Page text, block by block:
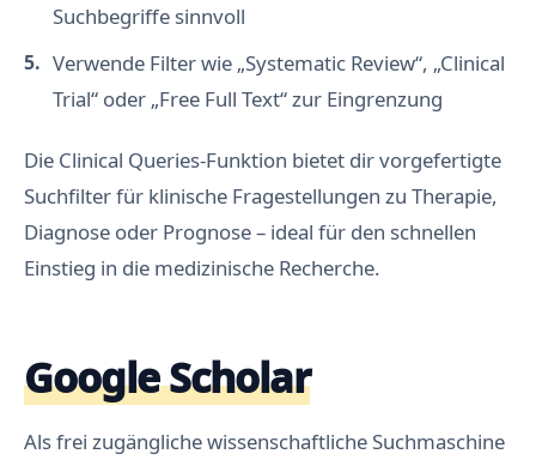
Suchbegriffe sinnvoll
Verwende Filter wie „Systematic Review“, „Clinical
Trial“ oder „Free Full Text“ zur Eingrenzung
Die Clinical Queries-Funktion bietet dir vorgefertigte
Suchfilter für klinische Fragestellungen zu Therapie,
Diagnose oder Prognose – ideal für den schnellen
Einstieg in die medizinische Recherche.
Google Scholar
Als frei zugängliche wissenschaftliche Suchmaschine